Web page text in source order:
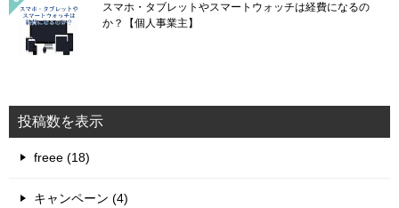
スマホ・タブレットやスマートウォッチは経費になるの
か？【個人事業主】
投稿数を表示
freee (18)
キャンペーン (4)